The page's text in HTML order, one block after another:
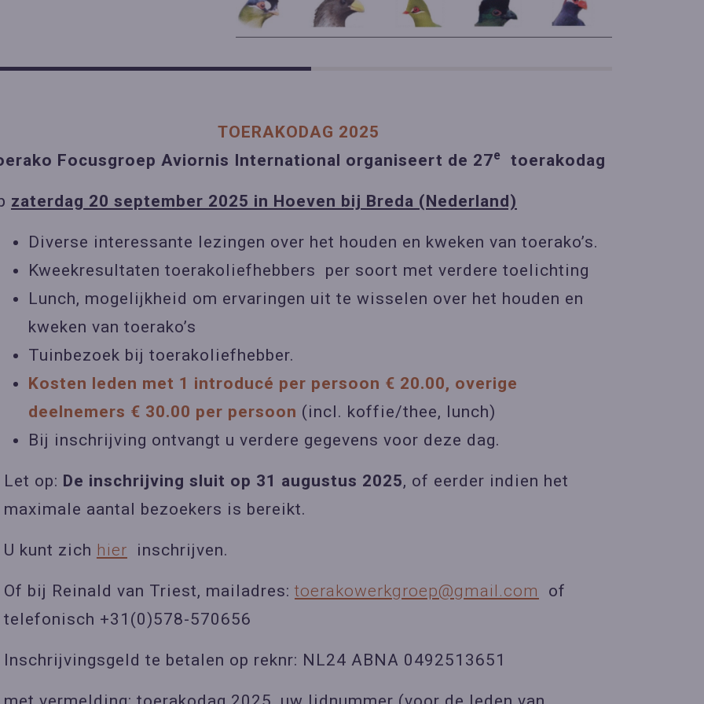
TOERAKODAG 2025
Focusgroep Aviornis International organiseert de 27e toerakodag
zaterdag 20 september 2025 in Hoeven bij Breda (Nederland)
Diverse interessante lezingen over het houden en kweken van toerako’s.
Kweekresultaten toerakoliefhebbers per soort met verdere toelichting
Lunch, mogelijkheid om ervaringen uit te wisselen over het houden en
kweken van toerako’s
Tuinbezoek bij toerakoliefhebber.
Kosten leden met 1 introducé per persoon € 20.00, overige
deelnemers € 30.00 per persoon (incl. koffie/thee, lunch)
Bij inschrijving ontvangt u verdere gegevens voor deze dag.
Let op: De inschrijving sluit op 31 augustus 2025, of eerder indien het
maximale aantal bezoekers is bereikt.
U kunt zich hier inschrijven.
Of bij Reinald van Triest, mailadres:toerakowerkgroep@gmail.com
of
telefonisch +31(0)578-570656
Inschrijvingsgeld te betalen op reknr: NL24 ABNA 0492513651